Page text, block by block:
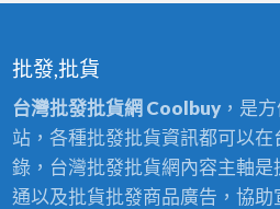
批發,批貨
台灣批發批貨網 Coolbuy，是
站，各種批發批貨資訊都可以
錄，台灣批發批貨網內容主軸
通以及批貨批發商品廣告，協助